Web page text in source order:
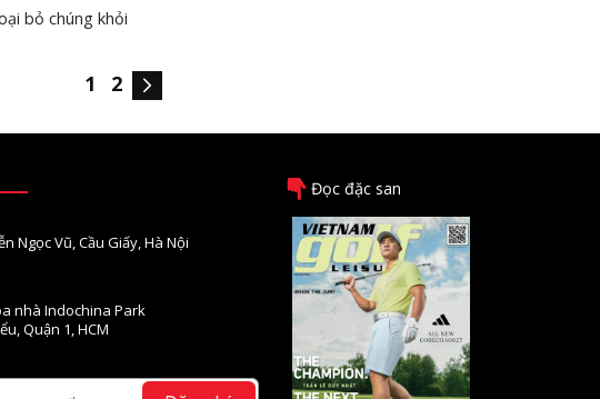
bỏ chúng khỏi
1 2
Ngọc Vũ, Cầu Giấy, Hà Nội
nhà Indochina Park
Quận 1, HCM
Đọc đặc san